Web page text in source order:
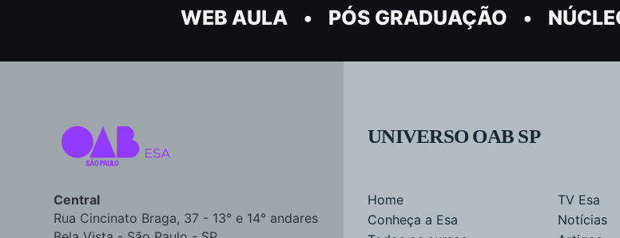
WEB AULA PÓS GRADUAÇÃO
Central
Rua Cincinato Braga, 37 - 13° e 14° andares
UNIVERSO OAB SP
Home
Conheça a Esa
TV Esa
Notícias